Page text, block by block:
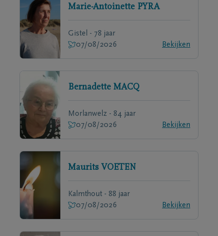
Marie-Antoinette PYRA
Gistel - 78 jaar
07/08/2026
Bekijken
Bernadette MACQ
Morlanwelz - 84 jaar
07/08/2026
Bekijken
Maurits VOETEN
Kalmthout - 88 jaar
07/08/2026
Bekijken